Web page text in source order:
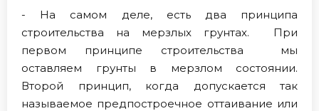
- На самом деле, есть два принципа
строительства на мерзлых грунтах. При
первом принципе строительства мы
оставляем грунты в мерзлом состоянии.
Второй принцип, когда допускается так
называемое предпостроечное оттаивание или